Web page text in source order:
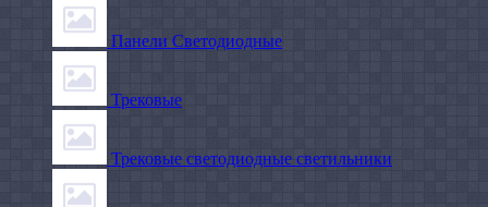
Панели Светодиодные
Трековые
Трековые светодиодные светильники